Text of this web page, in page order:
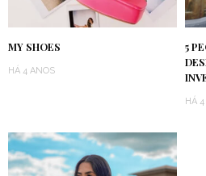
MY SHOES
HÁ 4 ANOS
5
HÁ